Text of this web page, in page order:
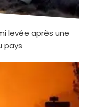
levée après une
pays